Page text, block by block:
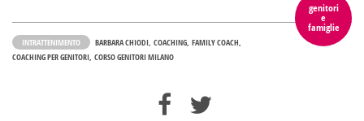
genitori
e
famiglie
INTRATTENIMENTO BARBARA CHIODI COACHING FAMILY COACH
COACHING PER GENITORI CORSO GENITORI MILANO